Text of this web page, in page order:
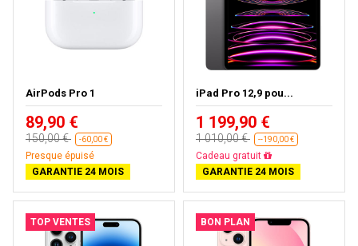
AirPods Pro 1
89,90 €
150,00 € -60,00 €
Presque épuisé
GARANTIE 24 MOIS
iPad Pro 12,9 pou...
1 199,90 €
1 010,00 € --190,00 €
Cadeau gratuit
GARANTIE 24 MOIS
TOP VENTES BON PLAN